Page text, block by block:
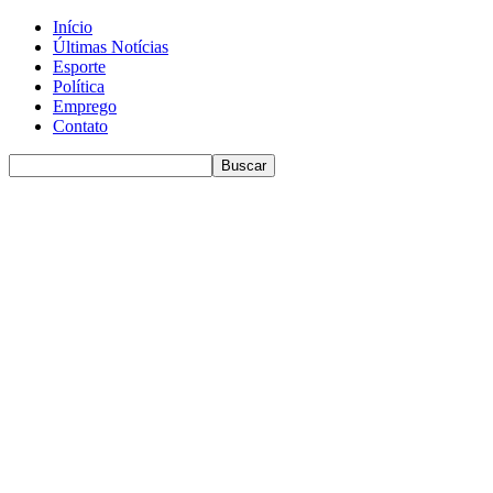
Início
Últimas Notícias
Esporte
Política
Emprego
Contato